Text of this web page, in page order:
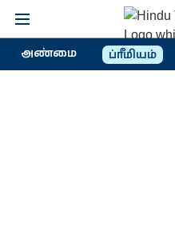
அண்மை ப்ரீமியம்